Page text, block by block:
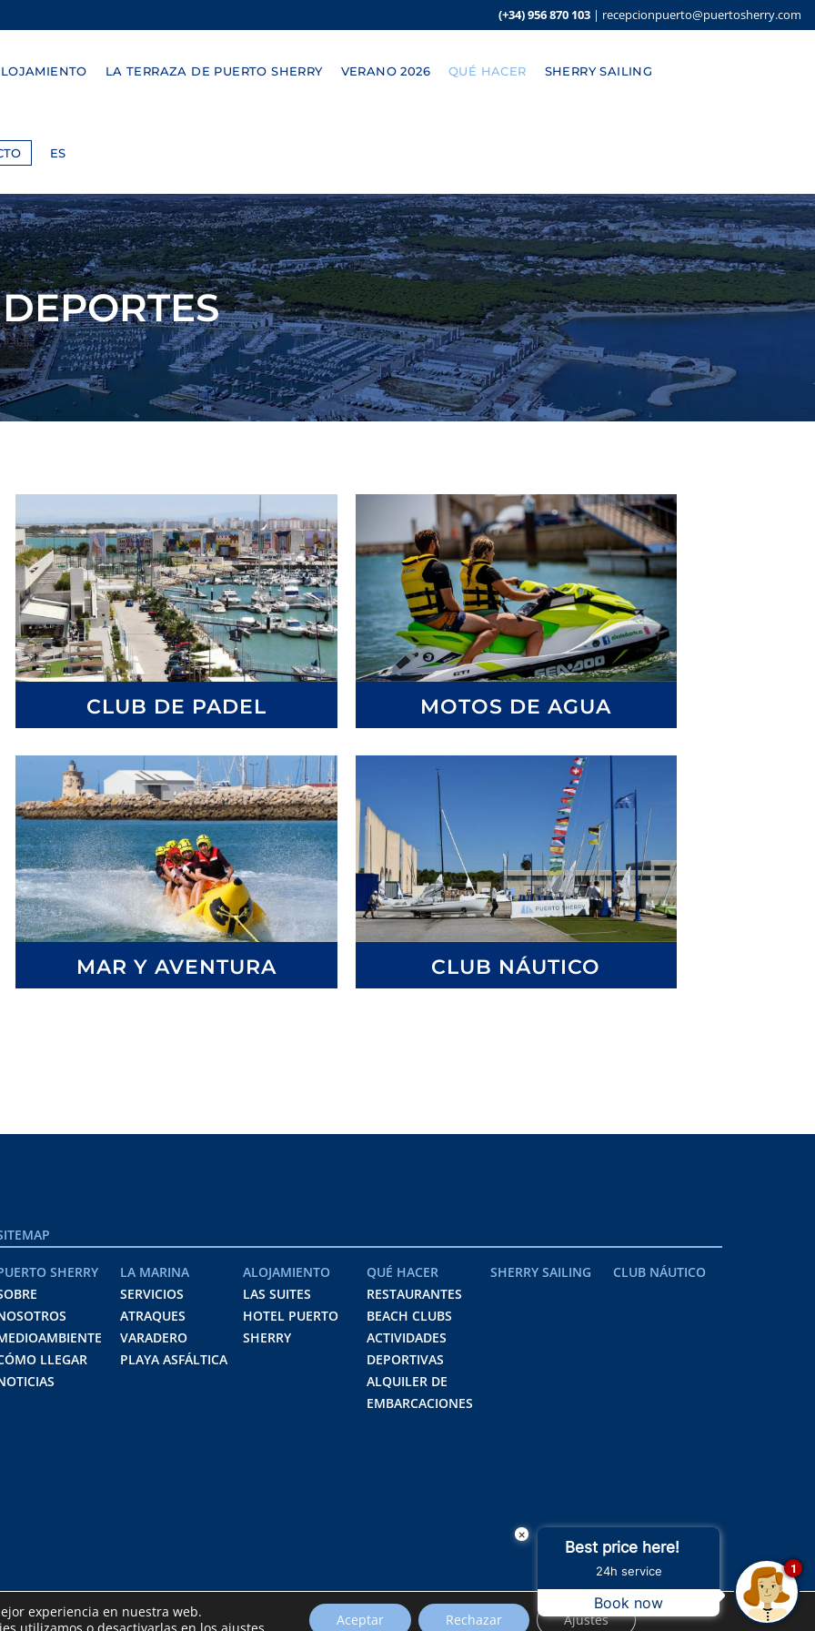
(+34) 956 870 103 | recepcionpuerto@puertosherry.com
LA TERRAZA DE PUERTO SHERRY VERANO 2026 QUÉ HACER SHERRY SAILING
ES
DEPORTES
CLUB DE PADEL MOTOS DE AGUA
MAR Y AVENTURA CLUB NÁUTICO
SHERRY
LLEGAR
LA MARINA
SERVICIOS
ATRAQUES
VARADERO
PLAYA ASFÁLTICA
ALOJAMIENTO
LAS SUITES
HOTEL PUERTO
SHERRY
QUÉ HACER
RESTAURANTES
BEACH CLUBS
ACTIVIDADES
DEPORTIVAS
ALQUILER DE
EMBARCACIONES
SHERRY SAILING CLUB NÁUTICO
experiencia en nuestra web.
Aceptar Rechazar Ajustes
×
Best price here!
24h service
Book now
1